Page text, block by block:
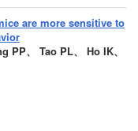
are more sensitive to
PP、 Tao PL、 Ho IK、